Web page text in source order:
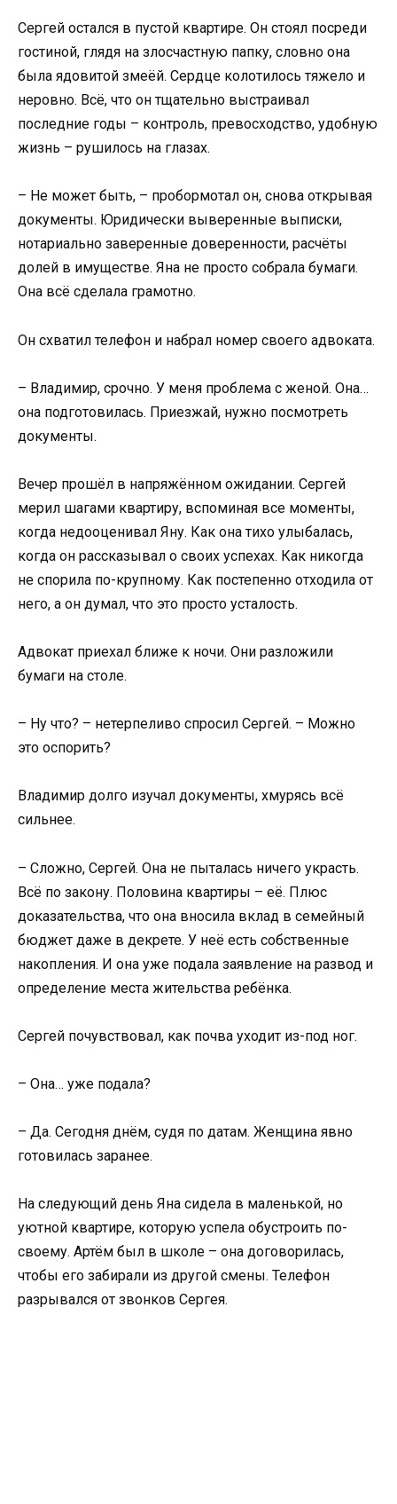
Сергей остался в пустой квартире. Он стоял посреди
гостиной, глядя на злосчастную папку, словно она
была ядовитой змеёй. Сердце колотилось тяжело и
неровно. Всё, что он тщательно выстраивал
последние годы – контроль, превосходство, удобную
жизнь – рушилось на глазах.
– Не может быть, – пробормотал он, снова открывая
документы. Юридически выверенные выписки,
нотариально заверенные доверенности, расчёты
долей в имуществе. Яна не просто собрала бумаги.
Она всё сделала грамотно.
Он схватил телефон и набрал номер своего адвоката.
– Владимир, срочно. У меня проблема с женой. Она…
она подготовилась. Приезжай, нужно посмотреть
документы.
Вечер прошёл в напряжённом ожидании. Сергей
мерил шагами квартиру, вспоминая все моменты,
когда недооценивал Яну. Как она тихо улыбалась,
когда он рассказывал о своих успехах. Как никогда
не спорила по-крупному. Как постепенно отходила от
него, а он думал, что это просто усталость.
Адвокат приехал ближе к ночи. Они разложили
бумаги на столе.
– Ну что? – нетерпеливо спросил Сергей. – Можно
это оспорить?
Владимир долго изучал документы, хмурясь всё
сильнее.
– Сложно, Сергей. Она не пыталась ничего украсть.
Всё по закону. Половина квартиры – её. Плюс
доказательства, что она вносила вклад в семейный
бюджет даже в декрете. У неё есть собственные
накопления. И она уже подала заявление на развод и
определение места жительства ребёнка.
Сергей почувствовал, как почва уходит из-под ног.
– Она… уже подала?
– Да. Сегодня днём, судя по датам. Женщина явно
готовилась заранее.
На следующий день Яна сидела в маленькой, но
уютной квартире, которую успела обустроить по-
своему. Артём был в школе – она договорилась,
чтобы его забирали из другой смены. Телефон
разрывался от звонков Сергея.